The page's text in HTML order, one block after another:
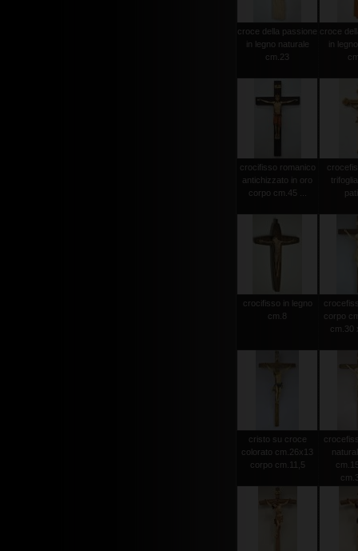
croce della passione
in legno naturale
cm.23
croce
in
crocifisso romanico
antichizzato in oro
corpo cm.45 ...
crocifisso in legno
cm.8
corpo
cm.30
cristo su croce
colorato cm.26x13
corpo cm.11,5